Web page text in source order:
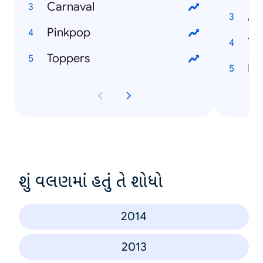
Carnaval
Pinkpop
Toppers
શું વલણમાં હતું તે શોધો
2014
2013